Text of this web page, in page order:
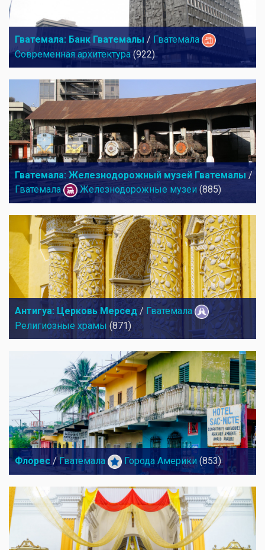
Гватемала: Банк Гватемалы / Гватемала
Современная архитектура (922)
Гватемала: Железнодорожный музей Гватемалы /
Гватемала
Железнодорожные музеи (885)
Антигуа: Церковь Мерсед/ Гватемала
Религиозные храмы (871)
Флорес /Гватемала Города Америки (853)